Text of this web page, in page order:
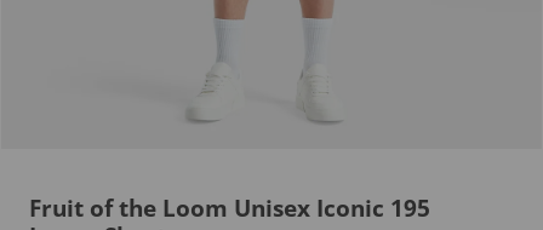
Fruit of the Loom Unisex Iconic 195